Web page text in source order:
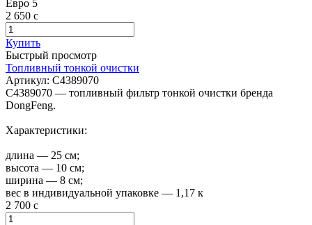
Евро 5
2 650 c
Купить
Быстрый просмотр
Топливный тонкой очистки
Артикул: C4389070
C4389070 — топливный фильтр тонкой очистки бренда
DongFeng.
Характеристики:
длина — 25 см;
высота — 10 см;
ширина — 8 см;
вес в индивидуальной упаковке — 1,17 к
2 700 c